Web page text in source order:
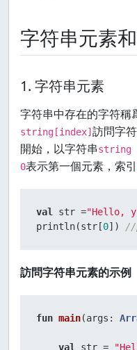
字符串元素
1. 字符串元素
字符串中存在的字符稱
string[index] 訪問字
開始，以字符串string
0表示第一個元素，索引
val str ="Hello,
println(str[0]) //
訪問字符串元素的示例
fun main(args:
val str =